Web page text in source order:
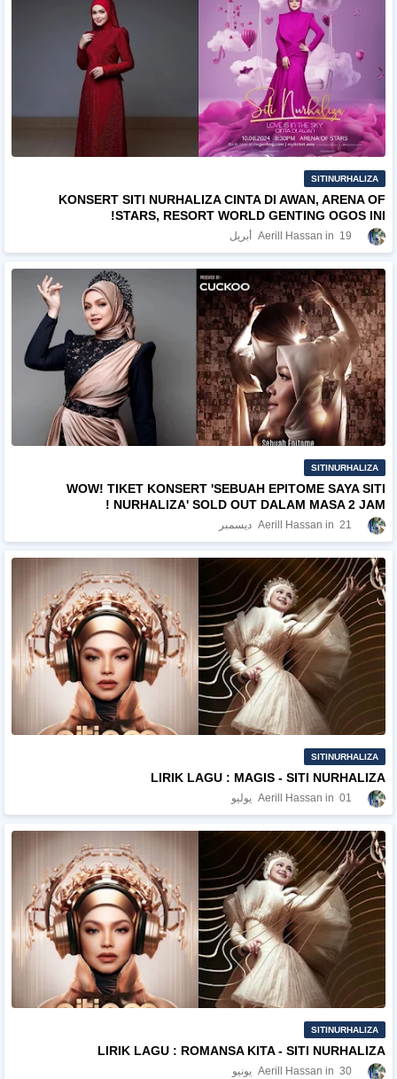
SITINURHALIZA
KONSERT SITI NURHALIZA CINTA DI AWAN, ARENA OF
STARS, RESORT WORLD GENTING OGOS INI!
Aerill Hassan 19 أبريل
SITINURHALIZA
WOW! TIKET KONSERT 'SEBUAH EPITOME SAYA SITI
NURHALIZA' SOLD OUT DALAM MASA 2 JAM !
Aerill Hassan 21 ديسمبر
SITINURHALIZA
LIRIK LAGU : MAGIS - SITI NURHALIZA
Aerill Hassan 01 يوليو
SITINURHALIZA
LIRIK LAGU : ROMANSA KITA - SITI NURHALIZA
Aerill Hassan 30 يونيو